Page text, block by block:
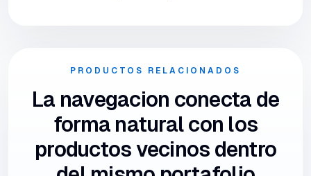
PRODUCTOS RELACIONADOS
La navegacion conecta de
forma natural con los
productos vecinos dentro